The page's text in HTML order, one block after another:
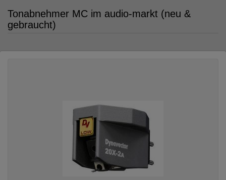
Tonabnehmer MC im audio-markt (neu &
gebraucht)